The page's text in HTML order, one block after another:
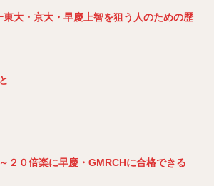
東大・京大・早慶上智を狙う人のための歴
２０倍楽に早慶・GMRCHに合格できる